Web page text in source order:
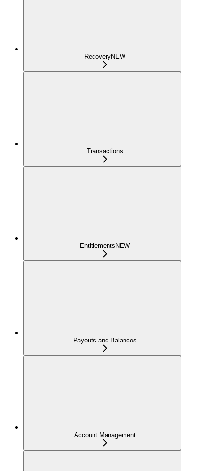
RecoveryNEW
Transactions
EntitlementsNEW
Payouts and Balances
Account Management